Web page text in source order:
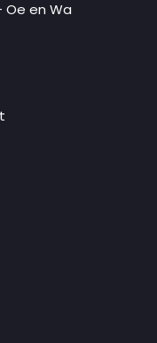
Oe en Wa